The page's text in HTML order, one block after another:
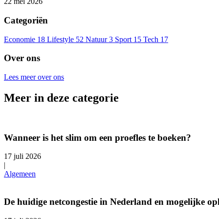
Categoriën
Economie 18 Lifestyle 52 Natuur 3 Sport 15 Tech 17
Over ons
Lees meer over ons
Meer in deze categorie
Wanneer is het slim om een proefles te boeken?
17 juli 2026
|
Algemeen
De huidige netcongestie in Nederland en mogelijke